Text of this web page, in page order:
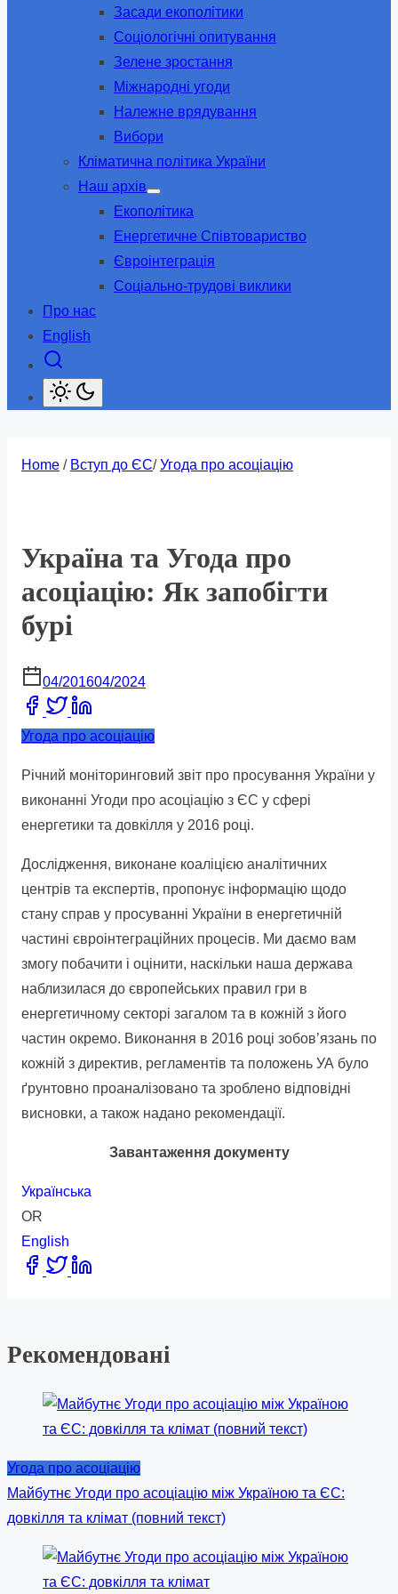
Засади екополітики
Соціологічні опитування
Зелене зростання
Міжнародні угоди
Належне врядування
Вибори
Кліматична політика України
Наш архів
Show
sub
Екополітика
Енергетичне Співтовариство
Євроінтеграція
Соціально-трудові виклики
Про нас
English
Home / Вступ до ЄС/Угода про асоціацію
Україна та Угода про
асоціацію: Як запобігти
бурі
04/201604/2024
Share
this
on:
Угода про асоціацію
Річний моніторинговий звіт про просування України у
виконанні Угоди про асоціацію з ЄС у сфері
енергетики та довкілля у 2016 році.
Дослідження, виконане коаліцією аналітичних
центрів та експертів, пропонує інформацію щодо
стану справ у просуванні України в енергетичній
частині євроінтеграційних процесів. Ми даємо вам
змогу побачити і оцінити, наскільки наша держава
наблизилася до європейських правил гри в
енергетичному секторі загалом та в кожній з його
частин окремо. Виконання в 2016 році зобов’язань по
кожній з директив, регламентів та положень УА було
ґрунтовно проаналізовано та зроблено відповідні
висновки, а також надано рекомендації.
Завантаження документу
Українська
OR
English
Share
Рекомендовані
Угода про асоціацію
Майбутнє Угоди про асоціацію між Україною та ЄС:
довкілля та клімат (повний текст)